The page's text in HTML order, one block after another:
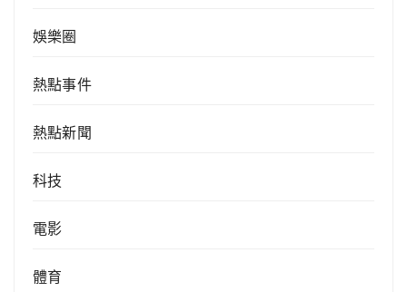
娛樂圈
熱點事件
熱點新聞
科技
電影
體育